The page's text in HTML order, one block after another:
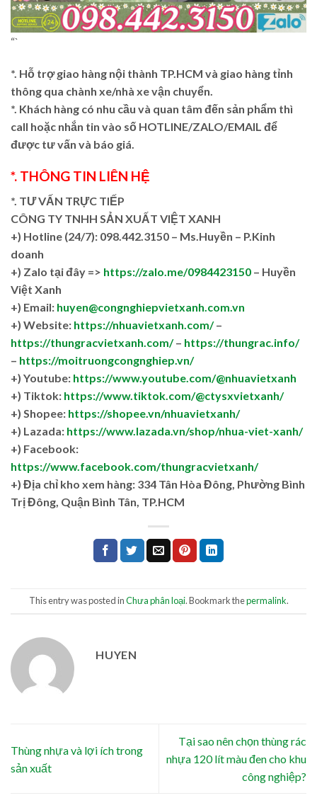
“`
*. Hỗ trợ giao hàng nội thành TP.HCM và giao hàng tỉnh
thông qua chành xe/nhà xe vận chuyển.
*. Khách hàng có nhu cầu và quan tâm đến sản phẩm thì
call hoặc nhắn tin vào số HOTLINE/ZALO/EMAIL để
được tư vấn và báo giá.
*. THÔNG TIN LIÊN HỆ
*. TƯ VẤN TRỰC TIẾP
CÔNG TY TNHH SẢN XUẤT VIỆT XANH
+) Hotline (24/7): 098.442.3150 – Ms.Huyền – P.Kinh
doanh
+) Zalo tại đây => https://zalo.me/0984423150 – Huyền
Việt Xanh
+) Email: huyen@congnghiepvietxanh.com.vn
+) Website: https://nhuavietxanh.com/–
https://thungracvietxanh.com/– https://thungrac.info/
– https://moitruongcongnghiep.vn/
+) Youtube: https://www.youtube.com/@nhuavietxanh
+) Tiktok: https://www.tiktok.com/@ctysxvietxanh/
+) Shopee: https://shopee.vn/nhuavietxanh/
+) Lazada: https://www.lazada.vn/shop/nhua-viet-xanh/
+) Facebook:
https://www.facebook.com/thungracvietxanh/
+) Địa chỉ kho xem hàng: 334 Tân Hòa Đông, Phường Bình
Trị Đông, Quận Bình Tân, TP.HCM
This entry was posted inChưa phân loại. Bookmark thepermalink.
HUYEN
Thùng nhựa và lợi ích trong
sản xuất
Tại sao nên chọn thùng rác
nhựa 120 lít màu đen cho khu
công nghiệp?